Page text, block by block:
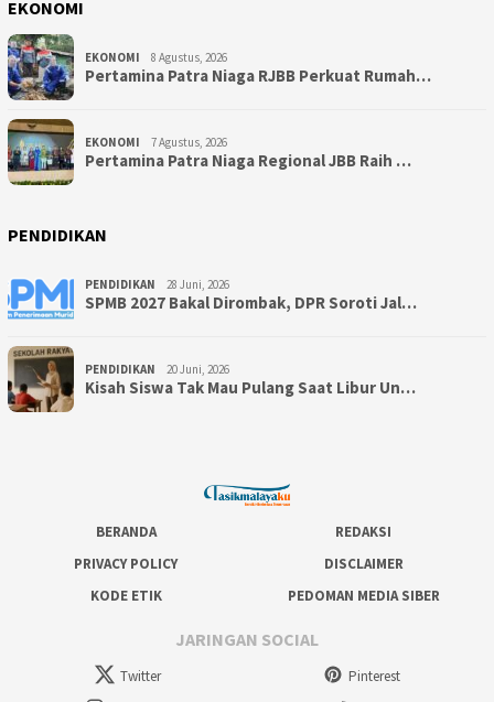
EKONOMI
EKONOMI 8 Agustus, 2026
Pertamina Patra Niaga RJBB Perkuat Rumah…
EKONOMI 7 Agustus, 2026
Pertamina Patra Niaga Regional JBB Raih …
PENDIDIKAN
PENDIDIKAN 28 Juni, 2026
SPMB 2027 Bakal Dirombak, DPR Soroti Jal…
PENDIDIKAN 20 Juni, 2026
Kisah Siswa Tak Mau Pulang Saat Libur Un…
BERANDA
REDAKSI
PRIVACY POLICY
DISCLAIMER
KODE ETIK
PEDOMAN MEDIA SIBER
JARINGAN SOCIAL
Twitter
Pinterest